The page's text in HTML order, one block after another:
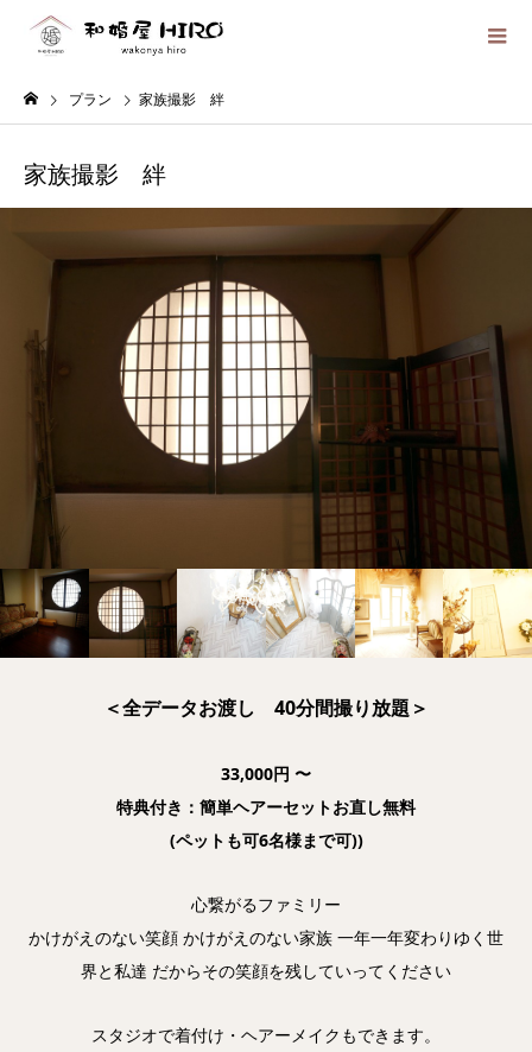
プラン 家族撮影 絆
家族撮影 絆
＜全データお渡し 40分間撮り放題＞
33,000円 〜
特典付き：簡単ヘアーセットお直し無料
(ペットも可6名様まで可))
心繋がるファミリー
かけがえのない笑顔 かけがえのない家族 一年一年変わりゆく世
界と私達 だからその笑顔を残していってください
スタジオで着付け・ヘアーメイクもできます。